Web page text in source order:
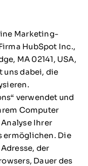
Marketing-
HubSpot Inc.,
MA 02141, USA,
uns dabei, die
verwendet und
Computer
Ihrer
ermöglichen. Die
der
Dauer des